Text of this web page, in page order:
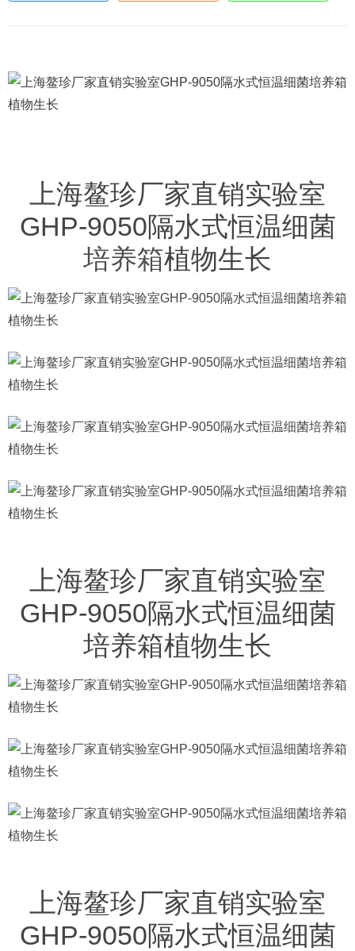
上海鳌珍厂家直销实验室
GHP-9050隔水式恒温细菌
培养箱植物生长
上海鳌珍厂家直销实验室
GHP-9050隔水式恒温细菌
培养箱植物生长
上海鳌珍厂家直销实验室
GHP-9050隔水式恒温细菌